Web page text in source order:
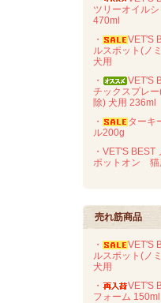
ツリーオイル
470ml
・
VET'S
ルスポット(ノ
犬用
・
VET'S
チックスプレ
除) 犬用 236ml
・
ターキ
ル200g
・VET'S BEST
ポットオン 猫
売れ筋商品
・
VET'S
ルスポット(ノ
犬用
・
VET'S
フォーム 150ml